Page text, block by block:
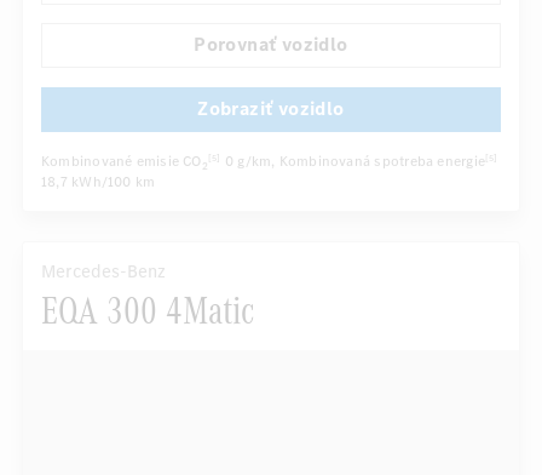
Viackrivkové sedadlá ...
Porovnať vozidlo
Zobraziť vozidlo
Kombinované emisie CO 2 [5] 0 g/km, Kombinovaná spotreba energie [5]
18,7 kWh/100 km
Mercedes-Benz
EQA 300 4Matic